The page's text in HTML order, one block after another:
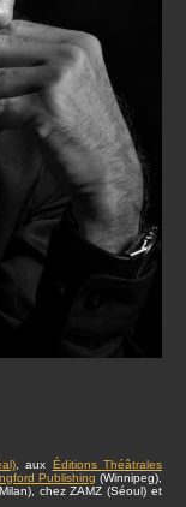
, aux Éditions Théâtrales
Publishing (Winnipeg),
chez ZAMZ (Séoul) et